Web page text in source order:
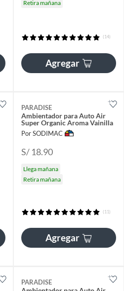
Retira mañana
(14)
Agregar
PARADISE
Ambientador para Auto Air
Super Organic Aroma Vainilla
Por SODIMAC
S/ 18.90
Llega mañana
Retira mañana
(11)
Agregar
PARADISE